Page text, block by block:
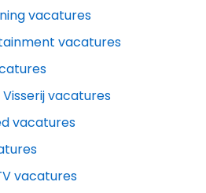
vacatures
vacatures
vacatures
vacatures
vacatures